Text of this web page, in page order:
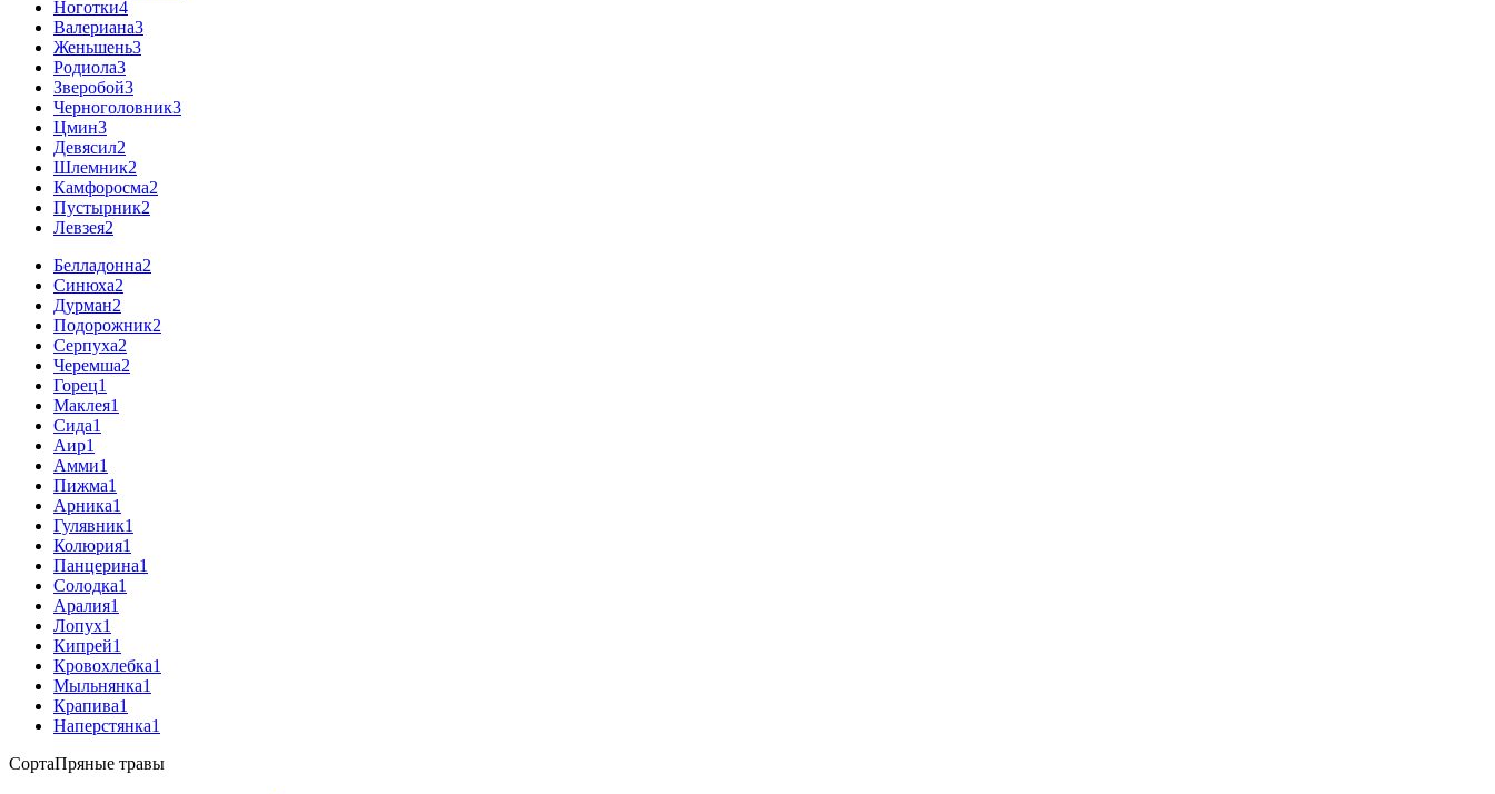
Ноготки4
Валериана3
Женьшень3
Родиола3
Зверобой3
Черноголовник3
Цмин3
Девясил2
Шлемник2
Камфоросма2
Пустырник2
Левзея2
Белладонна2
Синюха2
Дурман2
Подорожник2
Серпуха2
Черемша2
Горец1
Маклея1
Сида1
Аир1
Амми1
Пижма1
Арника1
Гулявник1
Колюрия1
Панцерина1
Солодка1
Аралия1
Лопух1
Кипрей1
Кровохлебка1
Мыльнянка1
Крапива1
Наперстянка1
СортаПряные травы